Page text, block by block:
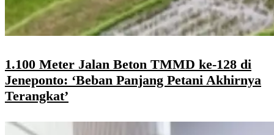
1.100 Meter Jalan Beton TMMD ke-128 di
Jeneponto: ‘Beban Panjang Petani Akhirnya
Terangkat’